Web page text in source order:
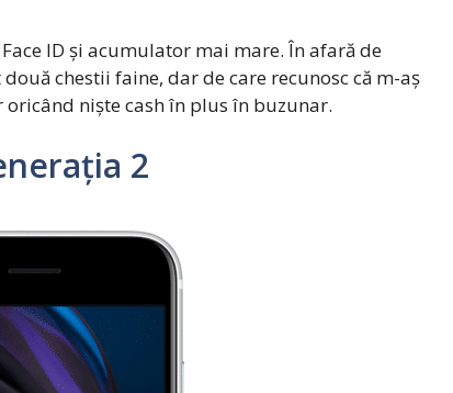
ID și acumulator mai mare. În afară de
chestii faine, dar de care recunosc că m-aș
niște cash în plus în buzunar.
2